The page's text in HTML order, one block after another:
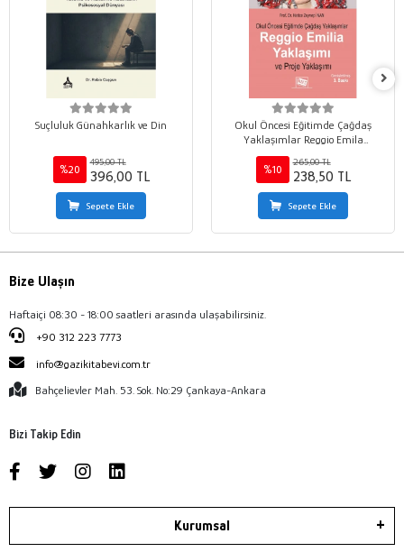
Suçluluk Günahkarlık ve Din
%20
495,00 TL
396,00 TL
Sepete Ekle
Okul Öncesi Eğitimde Çağdaş
Yaklaşımlar Reggio Emila
Yaklaşımı ve Proje Yaklaşımı
%10
265,00 TL
238,50 TL
Sepete Ekle
Bize Ulaşın
Haftaiçi 08:30 - 18:00 saatleri arasında ulaşabilirsiniz.
+90 312 223 7773
info@gazikitabevi.com.tr
Bahçelievler Mah. 53. Sok. No:29 Çankaya-Ankara
Bizi Takip Edin
Kurumsal